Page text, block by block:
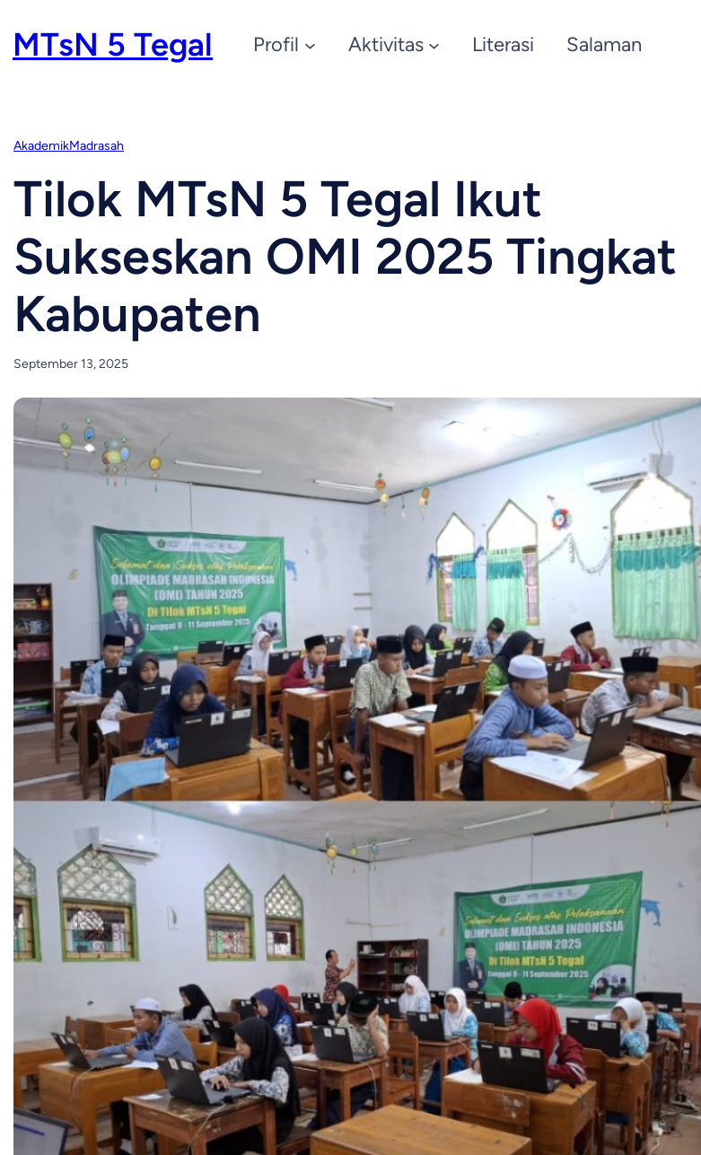
MTsN 5 Tegal Profil Aktivitas Literasi Salaman
AkademikMadrasah
Tilok MTsN 5 Tegal Ikut
Sukseskan OMI 2025 Tingkat
Kabupaten
September 13, 2025